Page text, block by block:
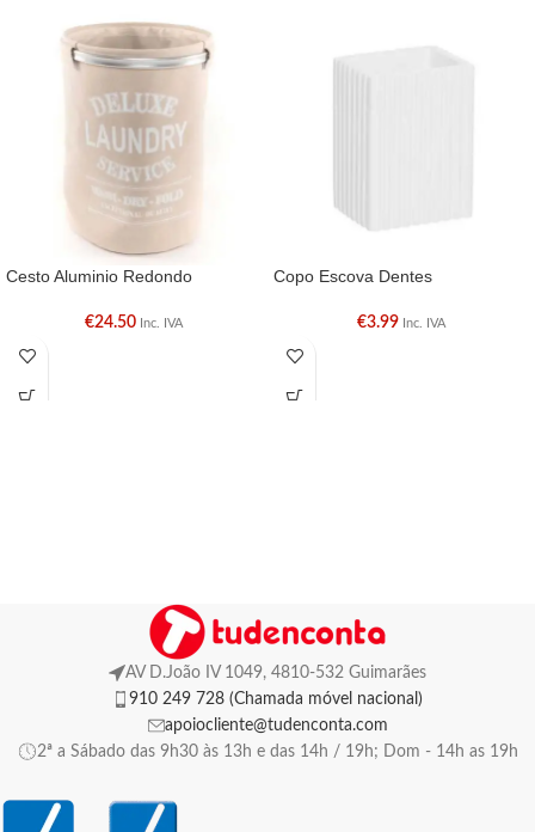
Cesto Aluminio Redondo
€24.50 Inc. IVA
Copo Escova Dentes
€3.99 Inc. IVA
AV D.João IV 1049, 4810-532 Guimarães
910 249 728 (Chamada móvel nacional)
apoiocliente@tudenconta.com
2ª a Sábado das 9h30 às 13h e das 14h / 19h; Dom - 14h as 19h